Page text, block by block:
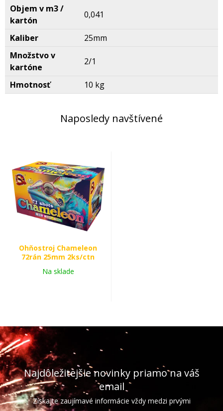
Objem v m3 /
kartón
0,041
Kaliber
25mm
Množstvo v
kartóne
2/1
Hmotnosť 10 kg
Naposledy navštívené
Ohňostroj Chameleon
72rán 25mm 2ks/ctn
Na sklade
Najdôležitejšie novinky priamo na váš
email
Získajte zaujímavé informácie vždy medzi prvými